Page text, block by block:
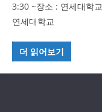
3:30 ~장소 : 연세대학
연세대학교
더 읽어보기